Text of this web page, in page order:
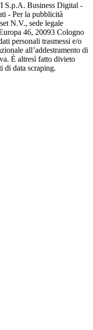
S.p.A. Business Digital -
- Per la pubblicità
N.V., sede legale
46, 20093 Cologno
personali trasmessi e/o
all’addestramento di
È altresì fatto divieto
di data scraping.